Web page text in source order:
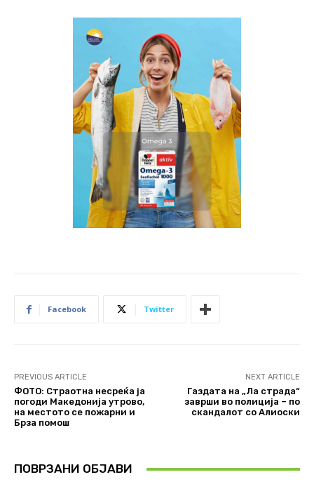
Facebook Twitter
PREVIOUS ARTICLE
ФОТО: Страотна несреќа ја
погоди Македонија утрово,
на местото се пожарни и
Брза помош
NEXT ARTICLE
Газдата на „Ла страда“
заврши во полиција – по
скандалот со Алиоски
ПОВРЗАНИ ОБЈАВИ